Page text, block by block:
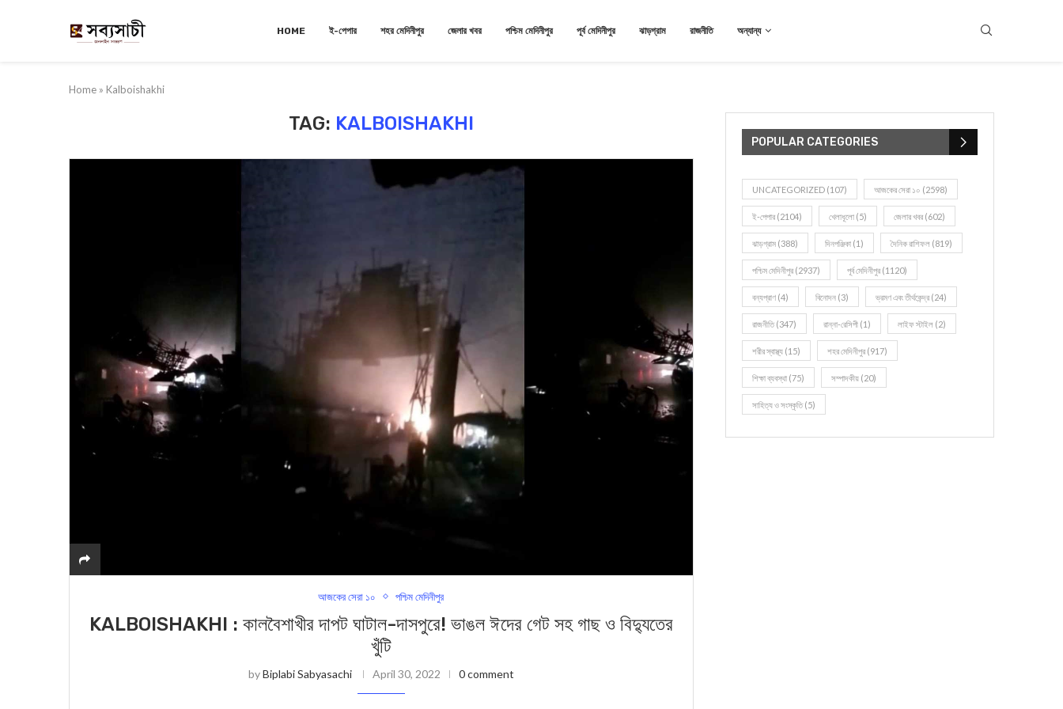
HOME ই-পেপার শহর মেদিনীপুর জেলার খবর পশ্চিম মেদিনীপুর পূর্ব মেদিনীপুর ঝাড়গ্রাম রাজনীতি অন্যান্য
Home » Kalboishakhi
TAG: KALBOISHAKHI
আজকের সেরা ১০ পশ্চিম মেদিনীপুর
KALBOISHAKHI : কালবৈশাখীর দাপট ঘাটাল-দাসপুরে! ভাঙল ঈদের গেট সহ গাছ ও বিদ্যুতের
খুঁটি
byBiplabi Sabyasachi April 30, 2022 0 comment
POPULAR CATEGORIES
UNCATEGORIZED (107) আজকের সেরা ১০ (2598)
ই-পেপার (2104) খেলাধূলো (5) জেলার খবর (602)
ঝাড়গ্রাম (388) দিনপঞ্জিকা (1) দৈনিক রাশিফল (819)
পশ্চিম মেদিনীপুর (2937) পূর্ব মেদিনীপুর (1120)
বন্যপ্রাণ (4) বিনোদন (3) ভ্রমণ এবং তীর্থকেন্দ্র (24)
রাজনীতি(347) রান্না-রেসিপী (1) লাইফ স্টাইল (2)
শরীর স্বাস্থ্য (15) শহর মেদিনীপুর (917)
শিক্ষা ব্যবস্থা (75) সম্পাদকীয় (20)
সাহিত্য ও সংস্কৃতি(5)